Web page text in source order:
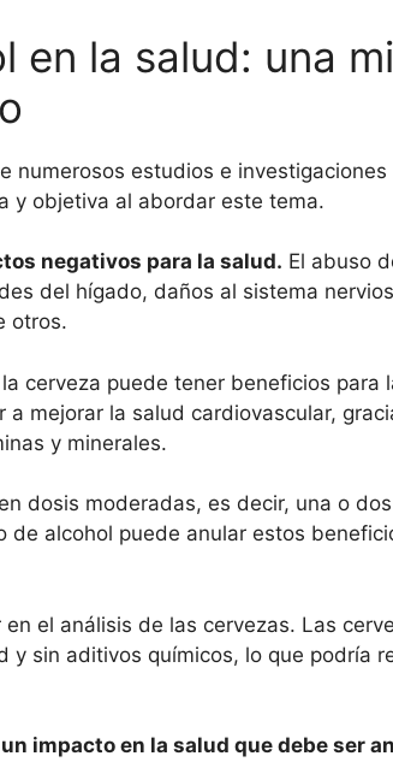
en la salud: una
numerosos estudios e investigaciones
y objetiva al abordar este tema.
negativos para la salud. El abuso
del hígado, daños al sistema
otros.
cerveza puede tener beneficios para
mejorar la salud cardiovascular,
y minerales.
dosis moderadas, es decir, una o
de alcohol puede anular estos
el análisis de las cervezas. Las
sin aditivos químicos, lo que podría
impacto en la salud que debe ser